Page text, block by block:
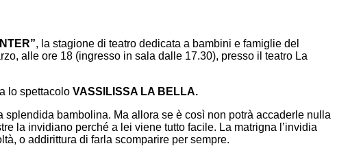
, la stagione di teatro dedicata a bambini e famiglie del
alle ore 18 (ingresso in sala dalle 17.30), presso il teatro La
lo spettacolo VASSILISSA LA BELLA.
bambolina. Ma allora se è così non potrà accaderle nulla
la invidiano perché a lei viene tutto facile. La matrigna l’invidia
o addirittura di farla scomparire per sempre.